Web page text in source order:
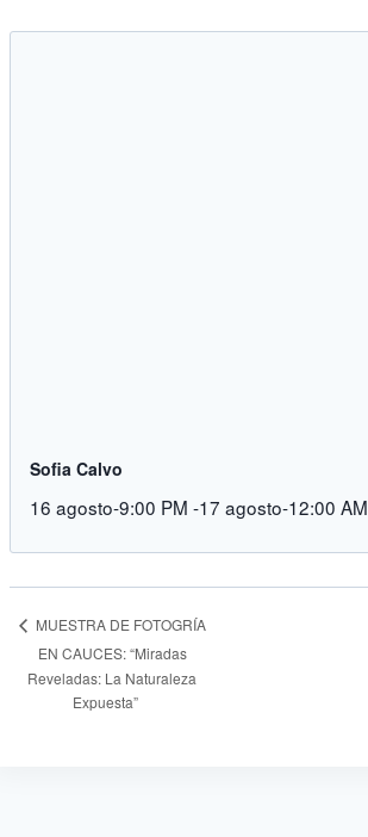
Sofia Calvo
16 agosto-9:00 PM -17 agosto-12:00 AM
MUESTRA DE FOTOGRÍA
EN CAUCES: “Miradas
Reveladas: La Naturaleza
Expuesta”